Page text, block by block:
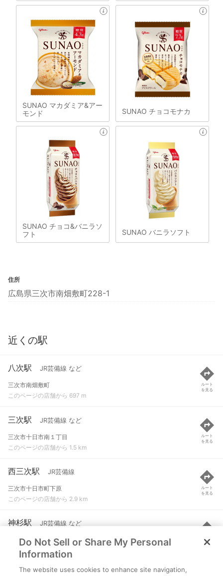
SUNAO マカダミア&アー
モンド
SUNAO チョコモナカ
SUNAO チョコ&バニラソ
フト
SUNAO バニラソフト
住所
広島県三次市南畑敷町228-1
近くの駅
八次駅 JR芸備線 など
三次市南畑敷町
このページの店舗から 697 m
ルート
を見る
三次駅 JR芸備線 など
三次市十日市南１丁目
このページの店舗から 1.5 km
ルート
を見る
西三次駅 JR芸備線
三次市十日市町下原
このページの店舗から 2.9 km
ルート
を見る
神杉駅 JR芸備線 など
三次市高杉町
このページの店舗から 3.9 km
ルート
を見る
Do Not Sell or Share My Personal
Information
The website uses cookies to enhance site navigation,